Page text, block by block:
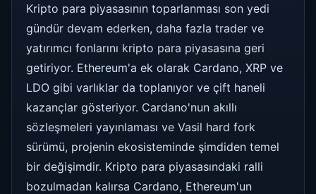
Kripto para piyasasının toparlanması son yedi
gündür devam ederken, daha fazla trader ve
yatırımcı fonlarını kripto para piyasasına geri
getiriyor. Ethereum'a ek olarak Cardano, XRP ve
LDO gibi varlıklar da toplanıyor ve çift haneli
kazançlar gösteriyor. Cardano'nun akıllı
sözleşmeleri yayınlaması ve Vasil hard fork
sürümü, projenin ekosisteminde şimdiden temel
bir değişimdir. Kripto para piyasasındaki ralli
bozulmadan kalırsa Cardano, Ethereum'un